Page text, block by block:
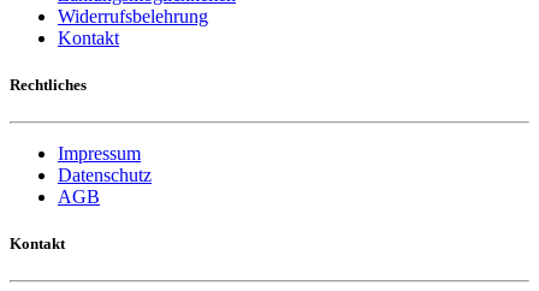
Widerrufsbelehrung
Kontakt
Rechtliches
Impressum
Datenschutz
AGB
Kontakt